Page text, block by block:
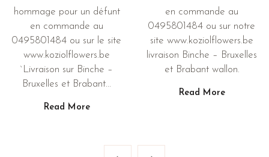
hommage pour un défunt
en commande au
0495801484 ou sur le site
www.koziolflowers.be
`Livraison sur Binche –
Bruxelles et Brabant...
Read More
en commande au
0495801484 ou sur notre
site www.koziolflowers.be
livraison Binche – Bruxelles
et Brabant wallon.
Read More